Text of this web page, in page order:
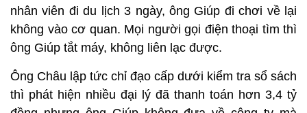
nhân viên đi du lịch 3 ngày, ông Giúp đi chơi về lại
không vào cơ quan. Mọi người gọi điện thoại tìm thì
ông Giúp tắt máy, không liên lạc được.
Ông Châu lập tức chỉ đạo cấp dưới kiểm tra sổ sách
thì phát hiện nhiều đại lý đã thanh toán hơn 3,4 tỷ